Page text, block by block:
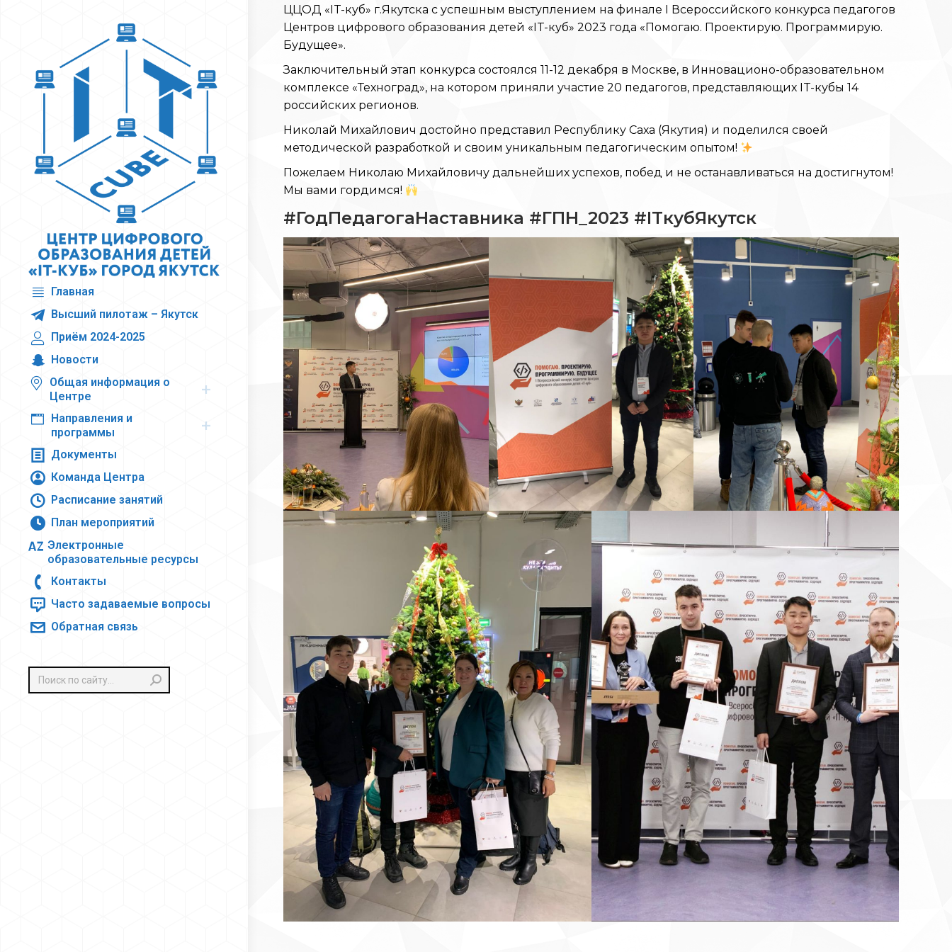
Главная
Высший пилотаж – Якутск
Приём 2024-2025
Новости
Общая информация о
Центре
Направления и
программы
Документы
Команда Центра
Расписание занятий
План мероприятий
Электронные
образовательные ресурсы
Контакты
Часто задаваемые вопросы
Обратная связь
Поиск:
ЦЦОД «IT-куб» г.Якутска с успешным выступлением на финале I Всероссийского конкурса педагогов
Центров цифрового образования детей «IT-куб» 2023 года «Помогаю. Проектирую. Программирую.
Будущее».
Заключительный этап конкурса состоялся 11-12 декабря в Москве, в Инновационо-образовательном
комплексе «Техноград», на котором приняли участие 20 педагогов, представляющих IT-кубы 14
российских регионов.
Николай Михайлович достойно представил Республику Саха (Якутия) и поделился своей
методической разработкой и своим уникальным педагогическим опытом!
Пожелаем Николаю Михайловичу дальнейших успехов, побед и не останавливаться на достигнутом!
Мы вами гордимся!
#ГодПедагогаНаставника #ГПН_2023 #ITкубЯкутск